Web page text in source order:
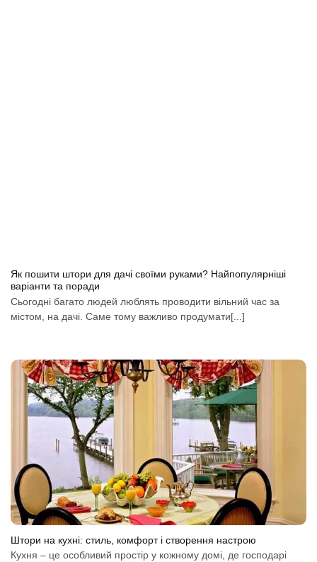
Як пошити штори для дачі своїми руками? Найпопулярніші
варіанти та поради
Сьогодні багато людей люблять проводити вільний час за
містом, на дачі. Саме тому важливо продумати[...]
Штори на кухні: стиль, комфорт і створення настрою
Кухня – це особливий простір у кожному домі, де господарі